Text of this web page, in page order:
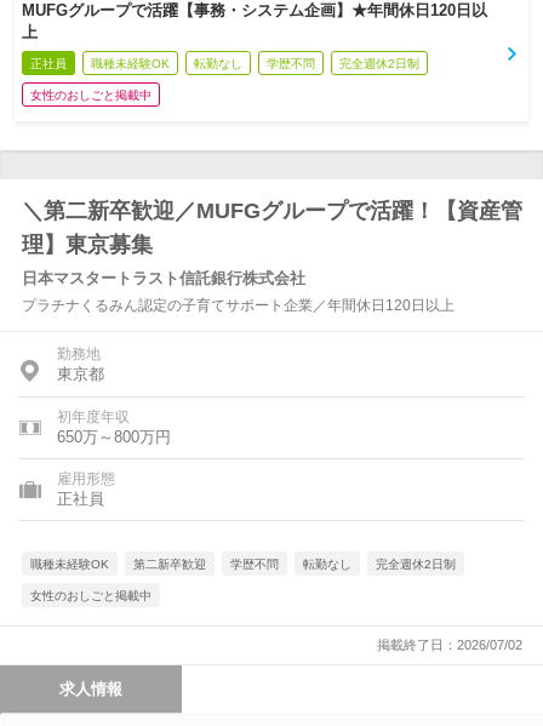
MUFGグループで活躍【事務・システム企画】★年間休日120日以
上
正社員 職種未経験OK 転勤なし 学歴不問 完全週休2日制
女性のおしごと掲載中
＼第二新卒歓迎／MUFGグループで活躍！【資産管
理】東京募集
日本マスタートラスト信託銀行株式会社
プラチナくるみん認定の子育てサポート企業／年間休日120日以上
勤務地
東京都
初年度年収
650万～800万円
雇用形態
正社員
職種未経験OK 第二新卒歓迎 学歴不問 転勤なし 完全週休2日制
女性のおしごと掲載中
掲載終了日：2026/07/02
求人情報